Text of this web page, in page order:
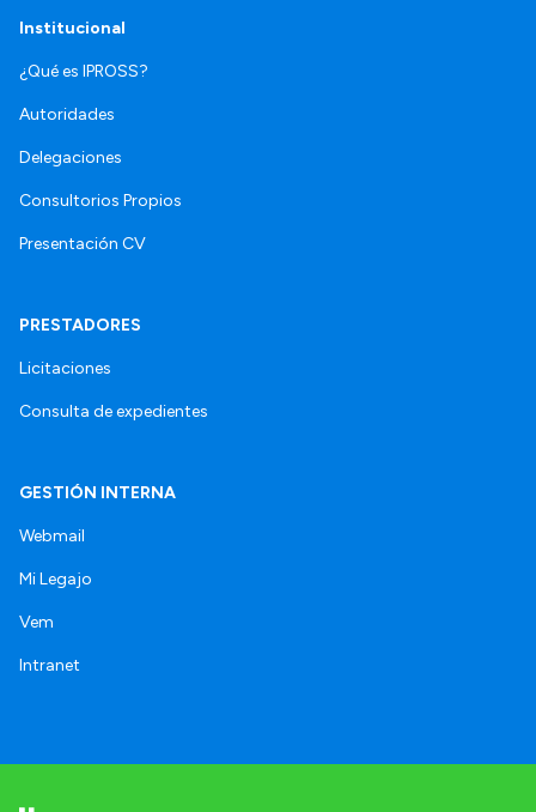
Institucional
¿Qué es IPROSS?
Autoridades
Delegaciones
Consultorios Propios
Presentación CV
PRESTADORES
Licitaciones
Consulta de expedientes
GESTIÓN INTERNA
Webmail
Mi Legajo
Vem
Intranet